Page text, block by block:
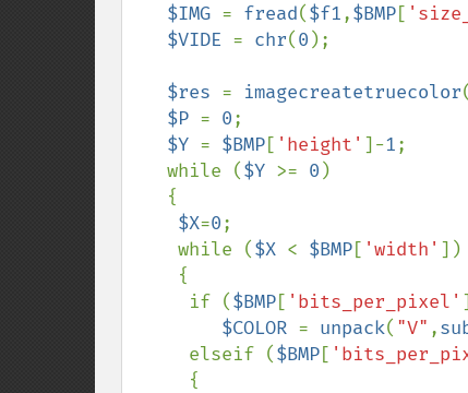
$IMG = fread($f1,$BMP[
$VIDE = chr(0 );
$res = imagecreatetruecolor(
$P = 0;
$Y = $BMP[ 'height' ]-1;
   while (
$Y >= 0 )
$X=0;
    while (
$X < $BMP[ 'width' ])
     if (
$BMP[ 'bits_per_pixel'
$COLOR = unpack( "V" ,
     elseif (
$BMP[